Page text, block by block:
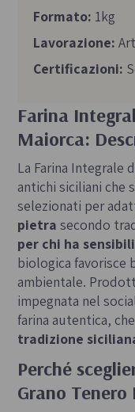
Farina
Maiorca:
La Farina Integrale
antichi siciliani che
selezionati per
pietra secondo
per chi ha
biologica favorisce
ambientale.
impegnata nel
farina autentica,
tradizione
Perché
Grano
Formato: 1kg
Lavorazione:
Certificazioni: